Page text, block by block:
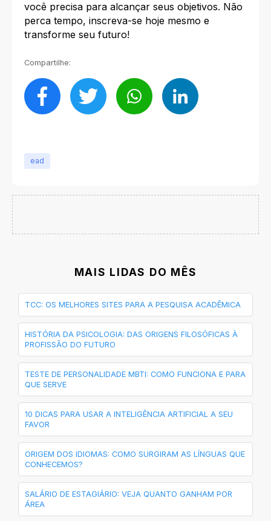
você precisa para alcançar seus objetivos. Não
perca tempo, inscreva-se hoje mesmo e
transforme seu futuro!
Compartilhe:
ead
MAIS LIDAS DO MÊS
TCC: OS MELHORES SITES PARA A PESQUISA ACADÊMICA
HISTÓRIA DA PSICOLOGIA: DAS ORIGENS FILOSÓFICAS À
PROFISSÃO DO FUTURO
TESTE DE PERSONALIDADE MBTI: COMO FUNCIONA E PARA
QUE SERVE
10 DICAS PARA USAR A INTELIGÊNCIA ARTIFICIAL A SEU
FAVOR
ORIGEM DOS IDIOMAS: COMO SURGIRAM AS LÍNGUAS QUE
CONHECEMOS?
SALÁRIO DE ESTAGIÁRIO: VEJA QUANTO GANHAM POR
ÁREA